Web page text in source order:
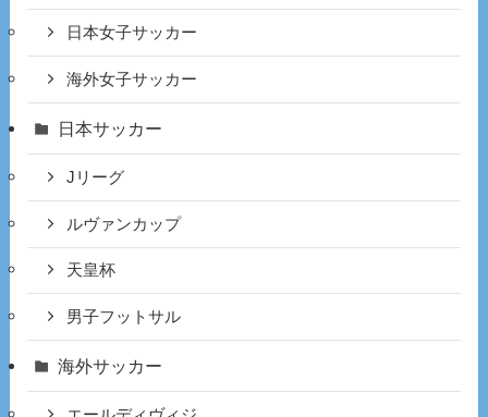
日本女子サッカー
海外女子サッカー
日本サッカー
Jリーグ
ルヴァンカップ
天皇杯
男子フットサル
海外サッカー